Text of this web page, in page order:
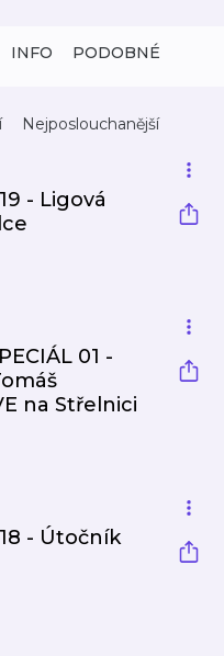
INFO PODOBNÉ
Nejposlouchanější
- Ligová
01 -
na Střelnici
- Útočník